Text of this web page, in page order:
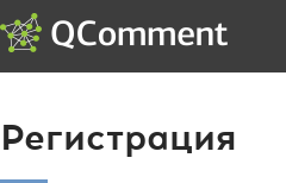
Регистрация